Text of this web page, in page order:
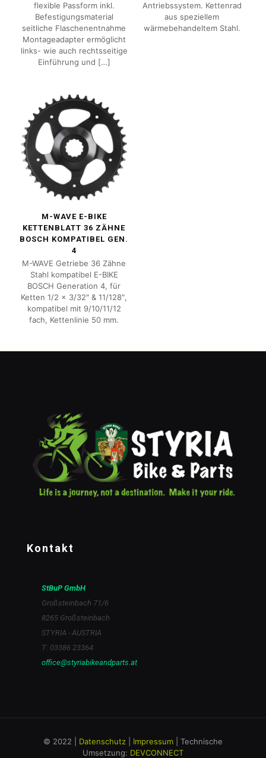
flexible Passform inkl.
Befestigungsmaterial
seitliche Flaschenentnahme
Montageadapter ermöglicht
links- wie auch rechtsseitige
Einführung und […]
Antriebssystem. Kettenrad
aus speziellem
wärmebehandeltem Stahl.
M-WAVE E-BIKE
KETTENBLATT 36 ZÄHNE
BOSCH KOMPATIBEL GEN.
4
M-WAVE Getriebe 36 Zähne
Stahl kompatibel E-BIKE
BOSCH Generation 4, für
Ketten 1/2 x 3/32″ & 11/128″,
kompatibel mit 9/10/11/12
fach, Kettenlinie 50 mm.
Kontakt
StBuP GmbH
Großsteinbach 71/6
8265 Großsteinbach
STYRIA - AUSTRIA
T: 03386 23364
office@styriabikeandparts.at
© 2022 | Datenschutz Impressum | Technische
Umsetzung: DEVCONNECT